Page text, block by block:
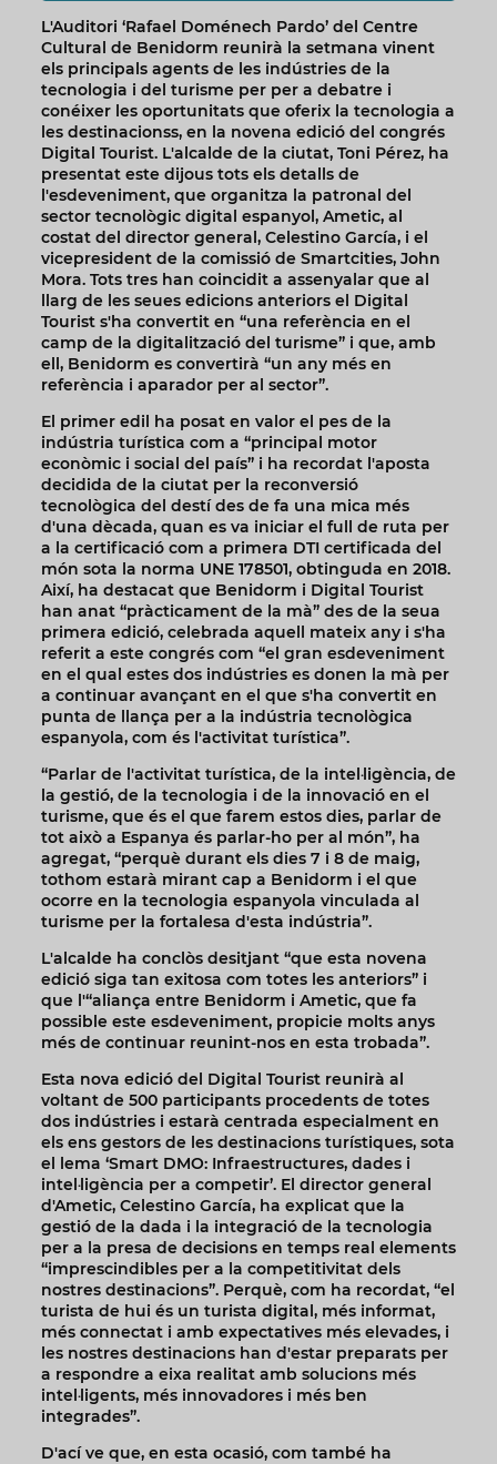
L'Auditori ‘Rafael Doménech Pardo’ del Centre
Cultural de Benidorm reunirà la setmana vinent
els principals agents de les indústries de la
tecnologia i del turisme per per a debatre i
conéixer les oportunitats que oferix la tecnologia a
les destinacionss, en la novena edició del congrés
Digital Tourist. L'alcalde de la ciutat, Toni Pérez, ha
presentat este dijous tots els detalls de
l'esdeveniment, que organitza la patronal del
sector tecnològic digital espanyol, Ametic, al
costat del director general, Celestino García, i el
vicepresident de la comissió de Smartcities, John
Mora. Tots tres han coincidit a assenyalar que al
llarg de les seues edicions anteriors el Digital
Tourist s'ha convertit en “una referència en el
camp de la digitalització del turisme” i que, amb
ell, Benidorm es convertirà “un any més en
referència i aparador per al sector”.
El primer edil ha posat en valor el pes de la
indústria turística com a “principal motor
econòmic i social del país” i ha recordat l'aposta
decidida de la ciutat per la reconversió
tecnològica del destí des de fa una mica més
d'una dècada, quan es va iniciar el full de ruta per
a la certificació com a primera DTI certificada del
món sota la norma UNE 178501, obtinguda en 2018.
Així, ha destacat que Benidorm i Digital Tourist
han anat “pràcticament de la mà” des de la seua
primera edició, celebrada aquell mateix any i s'ha
referit a este congrés com “el gran esdeveniment
en el qual estes dos indústries es donen la mà per
a continuar avançant en el que s'ha convertit en
punta de llança per a la indústria tecnològica
espanyola, com és l'activitat turística”.
“Parlar de l'activitat turística, de la intel·ligència, de
la gestió, de la tecnologia i de la innovació en el
turisme, que és el que farem estos dies, parlar de
tot això a Espanya és parlar-ho per al món”, ha
agregat, “perquè durant els dies 7 i 8 de maig,
tothom estarà mirant cap a Benidorm i el que
ocorre en la tecnologia espanyola vinculada al
turisme per la fortalesa d'esta indústria”.
L'alcalde ha conclòs desitjant “que esta novena
edició siga tan exitosa com totes les anteriors” i
que l'“aliança entre Benidorm i Ametic, que fa
possible este esdeveniment, propicie molts anys
més de continuar reunint-nos en esta trobada”.
Esta nova edició del Digital Tourist reunirà al
voltant de 500 participants procedents de totes
dos indústries i estarà centrada especialment en
els ens gestors de les destinacions turístiques, sota
el lema ‘Smart DMO: Infraestructures, dades i
intel·ligència per a competir’. El director general
d'Ametic, Celestino García, ha explicat que la
gestió de la dada i la integració de la tecnologia
per a la presa de decisions en temps real elements
“imprescindibles per a la competitivitat dels
nostres destinacions”. Perquè, com ha recordat, “el
turista de hui és un turista digital, més informat,
més connectat i amb expectatives més elevades, i
les nostres destinacions han d'estar preparats per
a respondre a eixa realitat amb solucions més
intel·ligents, més innovadores i més ben
integrades”.
D'ací ve que, en esta ocasió, com també ha